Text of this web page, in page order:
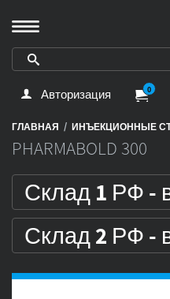
Авторизация 0
ГЛАВНАЯ / ИНЪЕКЦИОННЫЕ
PHARMABOLD 300
Склад 1 РФ -
Склад 2 РФ -